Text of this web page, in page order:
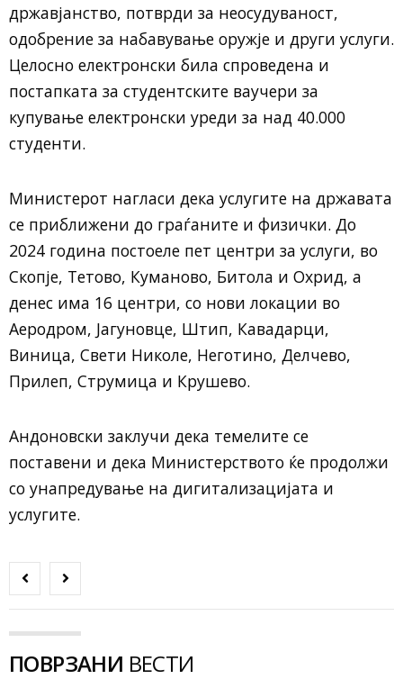
државјанство, потврди за неосудуваност,
одобрение за набавување оружје и други услуги.
Целосно електронски била спроведена и
постапката за студентските ваучери за
купување електронски уреди за над 40.000
студенти.
Министерот нагласи дека услугите на државата
се приближени до граѓаните и физички. До
2024 година постоеле пет центри за услуги, во
Скопје, Тетово, Куманово, Битола и Охрид, а
денес има 16 центри, со нови локации во
Аеродром, Јагуновце, Штип, Кавадарци,
Виница, Свети Николе, Неготино, Делчево,
Прилеп, Струмица и Крушево.
Андоновски заклучи дека темелите се
поставени и дека Министерството ќе продолжи
со унапредување на дигитализацијата и
услугите.
ПОВРЗАНИ ВЕСТИ